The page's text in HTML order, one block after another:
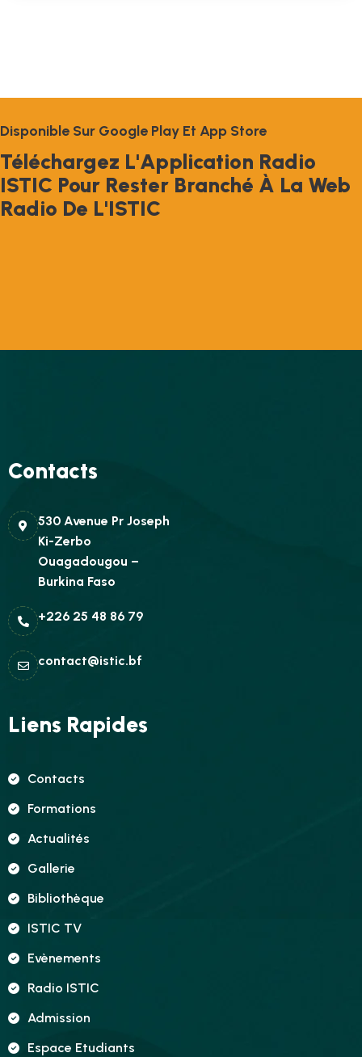
DISPONIBLE SUR GOOGLE PLAY ET APP STORE
TÉLÉCHARGEZ L'APPLICATION RADIO
ISTIC POUR RESTER BRANCHÉ À LA WEB
RADIO DE L'ISTIC
Contacts
530 Avenue Pr Joseph
Ki-Zerbo
Ouagadougou –
Burkina Faso
+226 25 48 86 79
contact@istic.bf
Liens Rapides
Contacts
Formations
Actualités
Gallerie
Bibliothèque
ISTIC TV
Evènements
Radio ISTIC
Admission
Espace Etudiants